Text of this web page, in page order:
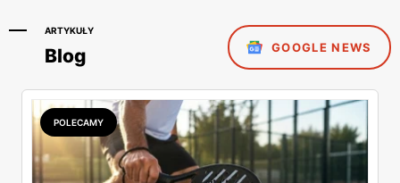
ARTYKUŁY
Blog GOOGLE NEWS
POLECAMY